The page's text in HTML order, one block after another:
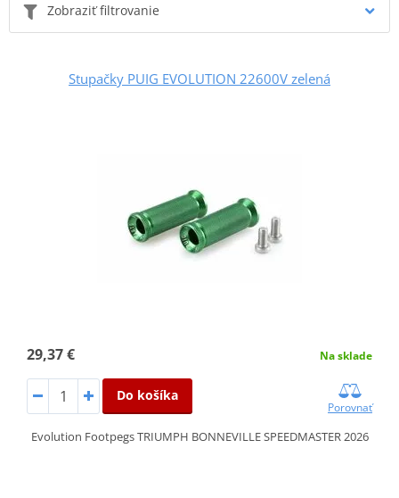
Zobraziť filtrovanie
Stupačky PUIG EVOLUTION 22600V zelená
29,37 € Na sklade
Do košíka
Porovnať
Evolution Footpegs TRIUMPH BONNEVILLE SPEEDMASTER 2026